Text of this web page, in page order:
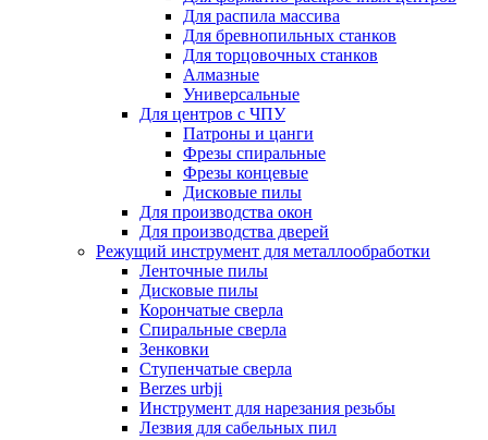
Для распила массива
Для бревнопильных станков
Для торцовочных станков
Алмазные
Универсальные
Для центров с ЧПУ
Патроны и цанги
Фрезы спиральные
Фрезы концевые
Дисковые пилы
Для производства окон
Для производства дверей
Режущий инструмент для металлообработки
Ленточные пилы
Дисковые пилы
Корончатые сверла
Спиральные сверла
Зенковки
Ступенчатые сверла
Berzes urbji
Инструмент для нарезания резьбы
Лезвия для сабельных пил